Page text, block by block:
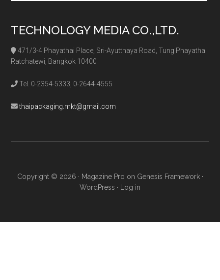
TECHNOLOGY MEDIA CO.,LTD.
471/3-4 Phayathai Place, Sri-Ayutthaya Road, Tung Phayathai
Ratchatewi, Bangkok 10400
Tel. 0-2354-5333, 0-2644-4555
thaipackaging.mkt@gmail.com
Copyright © 2026 · Magazine Pro on Genesis Framework·
WordPress · Log in